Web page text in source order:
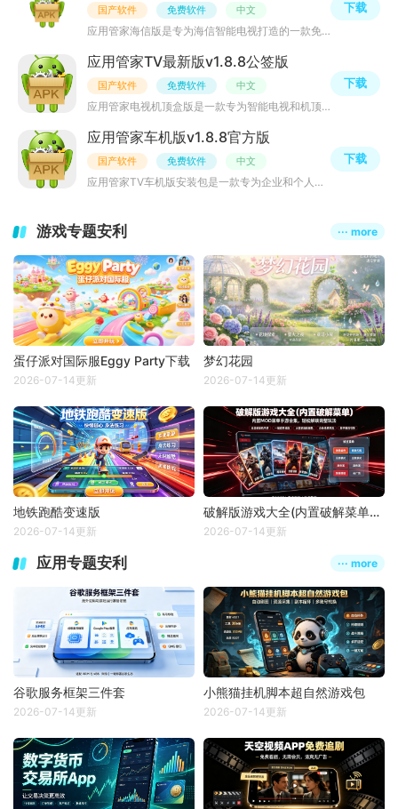
国产软件 免费软件 中文
应用管家海信版是专为海信智能电视打造的一款免费且无广告的系统管理软件。它集成了应用管理、文件清理和远
下载
应用管家TV最新版v1.8.8公签版
国产软件 免费软件 中文
应用管家电视机顶盒版是一款专为智能电视和机顶盒用户设计的全方位应用管理工具。该软件支持所有品牌的智能
下载
应用管家车机版v1.8.8官方版
国产软件 免费软件 中文
应用管家TV车机版安装包是一款专为企业和个人用户设计的高效、便捷的应用程序管理工具。它可以帮助用户轻松
下载
游戏专题安利 ··· more
蛋仔派对国际服Eggy Party下载
2026-07-14更新
梦幻花园
2026-07-14更新
地铁跑酷变速版
2026-07-14更新
破解版游戏大全(内置破解菜单版)
2026-07-14更新
应用专题安利 ··· more
谷歌服务框架三件套
2026-07-14更新
小熊猫挂机脚本超自然游戏包
2026-07-14更新